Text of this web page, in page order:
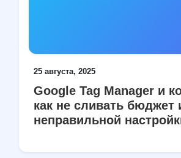
25 августа, 2025
Google Tag Manager и
как не сливать бюджет
неправильной